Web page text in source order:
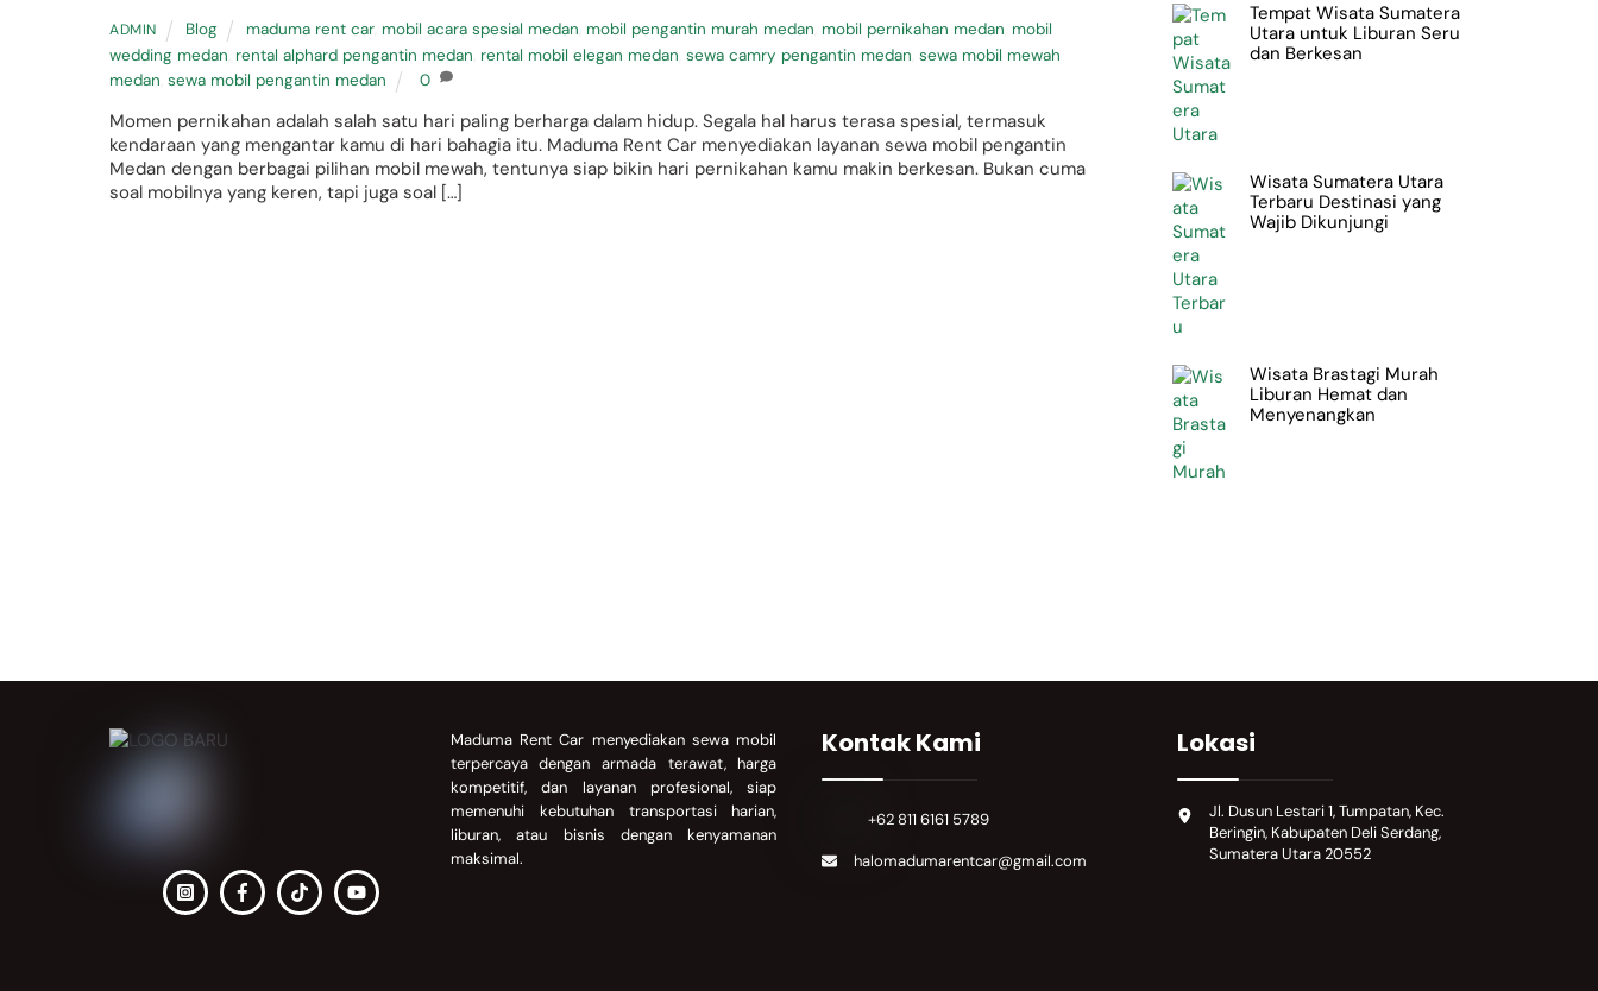
ADMIN Blog maduma rent car mobil acara spesial medan mobil pengantin murah medan mobil pernikahan medan mobil
wedding medan rental alphard pengantin medan rental mobil elegan medan sewa camry pengantin medan sewa mobil mewah
medan sewa mobil pengantin medan 0
Momen pernikahan adalah salah satu hari paling berharga dalam hidup. Segala hal harus terasa spesial, termasuk
kendaraan yang mengantar kamu di hari bahagia itu. Maduma Rent Car menyediakan layanan sewa mobil pengantin
Medan dengan berbagai pilihan mobil mewah, tentunya siap bikin hari pernikahan kamu makin berkesan. Bukan cuma
soal mobilnya yang keren, tapi juga soal […]
Tempat Wisata Sumatera
Utara untuk Liburan Seru
dan Berkesan
Wisata Sumatera Utara
Terbaru Destinasi yang
Wajib Dikunjungi
Wisata Brastagi Murah
Liburan Hemat dan
Menyenangkan
Maduma Rent Car menyediakan sewa mobil
terpercaya dengan armada terawat, harga
kompetitif, dan layanan profesional, siap
memenuhi kebutuhan transportasi harian,
liburan, atau bisnis dengan kenyamanan
maksimal.
Kontak Kami
+62 811 6161 5789
halomadumarentcar@gmail.com
Lokasi
Jl. Dusun Lestari 1, Tumpatan, Kec.
Beringin, Kabupaten Deli Serdang,
Sumatera Utara 20552